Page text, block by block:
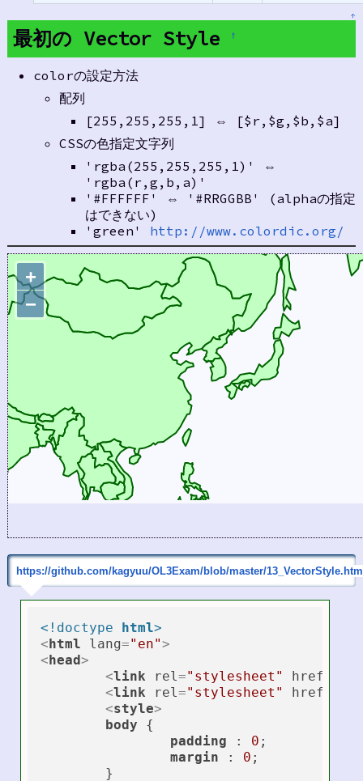
↑
最初の Vector Style †
colorの設定方法
配列
[255,255,255,1] ⇔ [$r,$g,$b,$a]
CSSの色指定文字列
'rgba(255,255,255,1)' ⇔
'rgba(r,g,b,a)'
'#FFFFFF' ⇔ '#RRGGBB' (alphaの指定
はできない)
'green' http://www.colordic.org/
https://github.com/kagyuu/OL3Exam/blob/master/
<!doctype html>
<html lang="en">
<head>
<link rel="stylesheet" href
<link rel="stylesheet" href
<style>
body {
padding : 0 ;
margin : 0 ;